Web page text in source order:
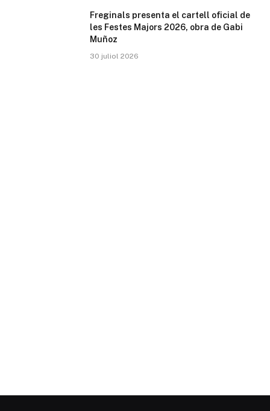
Freginals presenta el cartell oficial de
les Festes Majors 2026, obra de Gabi
Muñoz
30 juliol 2026